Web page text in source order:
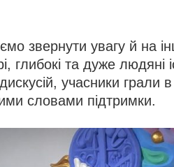
звернути увагу й на
та дуже людяні
учасники грали
словами підтримки.